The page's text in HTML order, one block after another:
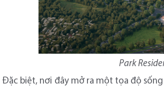
Park
Đặc biệt, nơi đây mở ra một tọa độ